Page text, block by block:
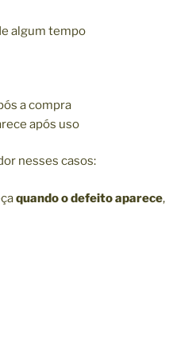
algum tempo
a compra
após uso
nesses casos:
quando o defeito aparece,